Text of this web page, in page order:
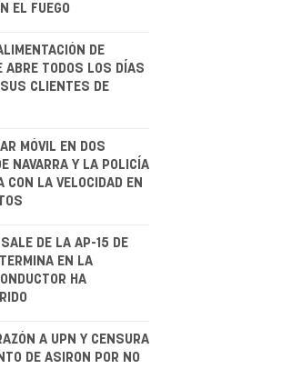
EL FUEGO
DE
ABRE TODOS LOS DÍAS
CLIENTES DE
MÓVIL EN DOS
NAVARRA Y LA POLICÍA
CON LA VELOCIDAD EN
DE LA AP-15 DE
EN LA
HA
A UPN Y CENSURA
DE ASIRON POR NO